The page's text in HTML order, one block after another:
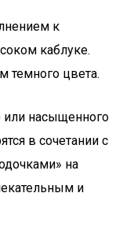
к
каблуке.
темного цвета.
или насыщенного
в сочетании с
на
и